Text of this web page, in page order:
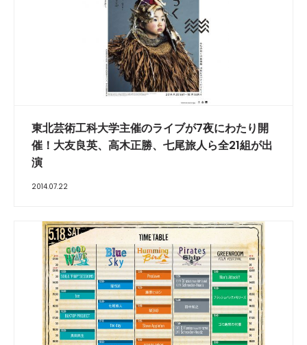
東北芸術工科大学主催のライブが7夜にわたり開
催！大友良英、高木正勝、七尾旅人ら全21組が出
演
2014.07.22